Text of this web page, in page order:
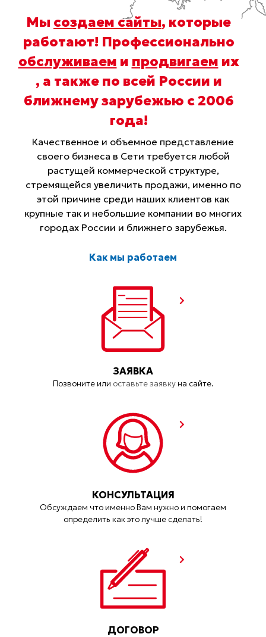
Мы создаем сайты, которые
работают! Профессионально
обслуживаем и продвигаем их
, а также по всей России и
ближнему зарубежью с 2006
года!
Качественное и объемное представление
своего бизнеса в Сети требуется любой
растущей коммерческой структуре,
стремящейся увеличить продажи, именно по
этой причине среди наших клиентов как
крупные так и небольшие компании во многих
городах России и ближнего зарубежья.
Как мы работаем
ЗАЯВКА
Позвоните или оставьте заявкуна сайте.
КОНСУЛЬТАЦИЯ
Обсуждаем что именно Вам нужно и помогаем
определить как это лучше сделать!
ДОГОВОР